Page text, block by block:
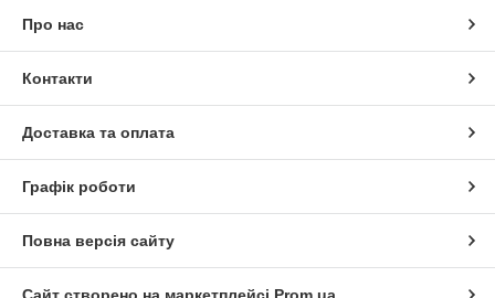
Про нас
Контакти
Доставка та оплата
Графік роботи
Повна версія сайту